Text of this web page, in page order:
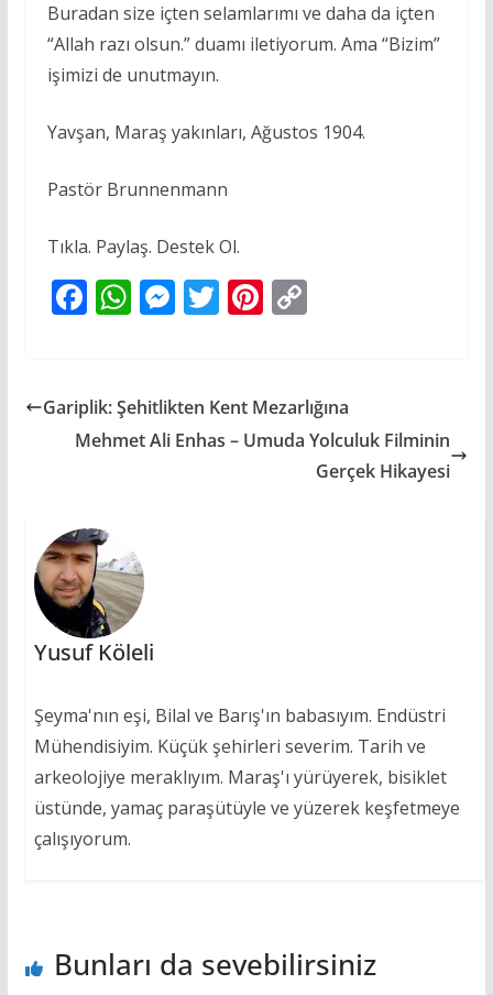
Buradan size içten selamlarımı ve daha da içten
“Allah razı olsun.” duamı iletiyorum. Ama “Bizim”
işimizi de unutmayın.
Yavşan, Maraş yakınları, Ağustos 1904.
Pastör Brunnenmann
Tıkla. Paylaş. Destek Ol.
F
b
o
W
s
A
M
e
n
T
er
Pi
e
st
C
y
Li
n
Gariplik: Şehitlikten Kent Mezarlığına
Mehmet Ali Enhas – Umuda Yolculuk Filminin
Gerçek Hikayesi
Yusuf Köleli
Şeyma'nın eşi, Bilal ve Barış'ın babasıyım. Endüstri
Mühendisiyim. Küçük şehirleri severim. Tarih ve
arkeolojiye meraklıyım. Maraş'ı yürüyerek, bisiklet
üstünde, yamaç paraşütüyle ve yüzerek keşfetmeye
çalışıyorum.
Bunları da sevebilirsiniz